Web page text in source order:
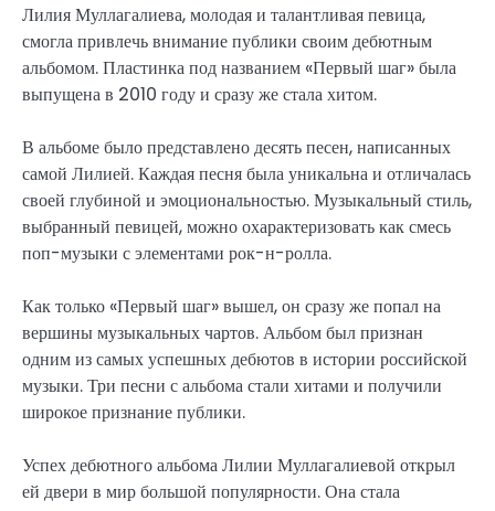
Лилия Муллагалиева, молодая и талантливая певица,
смогла привлечь внимание публики своим дебютным
альбомом. Пластинка под названием «Первый шаг» была
выпущена в 2010 году и сразу же стала хитом.
В альбоме было представлено десять песен, написанных
самой Лилией. Каждая песня была уникальна и отличалась
своей глубиной и эмоциональностью. Музыкальный стиль,
выбранный певицей, можно охарактеризовать как смесь
поп-музыки с элементами рок-н-ролла.
Как только «Первый шаг» вышел, он сразу же попал на
вершины музыкальных чартов. Альбом был признан
одним из самых успешных дебютов в истории российской
музыки. Три песни с альбома стали хитами и получили
широкое признание публики.
Успех дебютного альбома Лилии Муллагалиевой открыл
ей двери в мир большой популярности. Она стала